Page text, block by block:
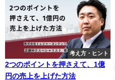
考え方・ヒント
2つのポイントを押さえて、1億
円の売上を上げた方法